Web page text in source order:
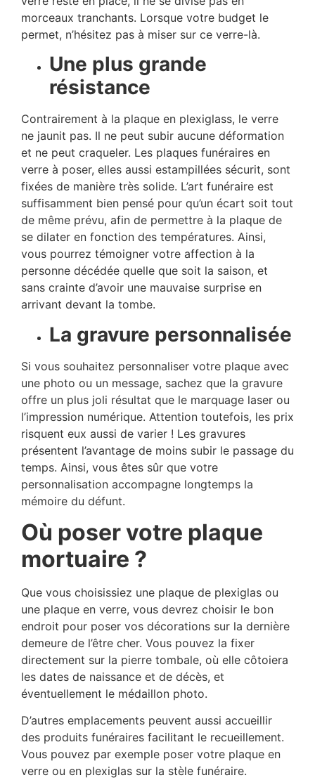
morceaux tranchants. Lorsque votre budget le
permet, n’hésitez pas à miser sur ce verre-là.
Une plus grande
résistance
Contrairement à la plaque en plexiglass, le verre
ne jaunit pas. Il ne peut subir aucune déformation
et ne peut craqueler. Les plaques funéraires en
verre à poser, elles aussi estampillées sécurit, sont
fixées de manière très solide. L’art funéraire est
suffisamment bien pensé pour qu’un écart soit tout
de même prévu, afin de permettre à la plaque de
se dilater en fonction des températures. Ainsi,
vous pourrez témoigner votre affection à la
personne décédée quelle que soit la saison, et
sans crainte d’avoir une mauvaise surprise en
arrivant devant la tombe.
La gravure personnalisée
Si vous souhaitez personnaliser votre plaque avec
une photo ou un message, sachez que la gravure
offre un plus joli résultat que le marquage laser ou
l’impression numérique. Attention toutefois, les prix
risquent eux aussi de varier ! Les gravures
présentent l’avantage de moins subir le passage du
temps. Ainsi, vous êtes sûr que votre
personnalisation accompagne longtemps la
mémoire du défunt.
Où poser votre plaque
mortuaire ?
Que vous choisissiez une plaque de plexiglas ou
une plaque en verre, vous devrez choisir le bon
endroit pour poser vos décorations sur la dernière
demeure de l’être cher. Vous pouvez la fixer
directement sur la pierre tombale, où elle côtoiera
les dates de naissance et de décès, et
éventuellement le médaillon photo.
D’autres emplacements peuvent aussi accueillir
des produits funéraires facilitant le recueillement.
Vous pouvez par exemple poser votre plaque en
verre ou en plexiglas sur la stèle funéraire.